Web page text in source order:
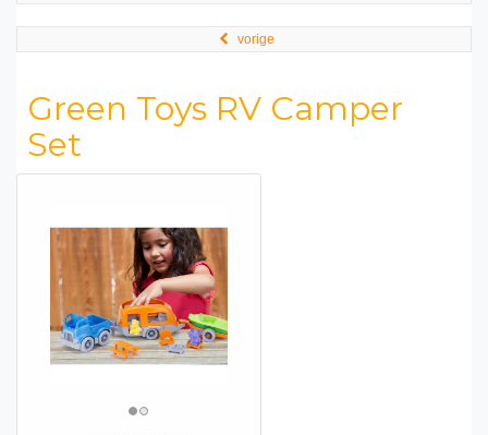
vorige
Green Toys RV Camper
Set